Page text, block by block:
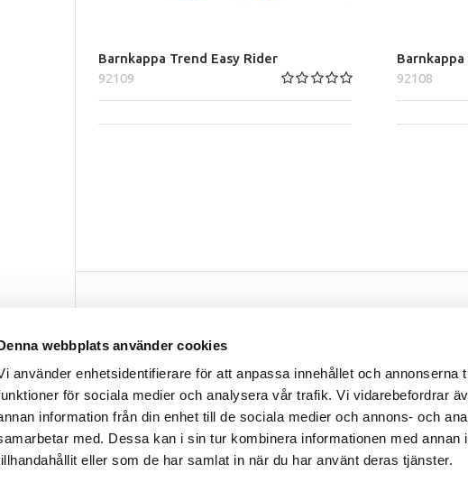
webbplats använder cookies
använder enhetsidentifierare för att anpassa innehållet och annonserna
för sociala medier och analysera vår trafik. Vi vidarebefordrar
information från din enhet till de sociala medier och annons- och
med. Dessa kan i sin tur kombinera informationen med annan
eller som de har samlat in när du har använt deras tjänster.
Barnkappa Trend Easy Rider
92109
92108